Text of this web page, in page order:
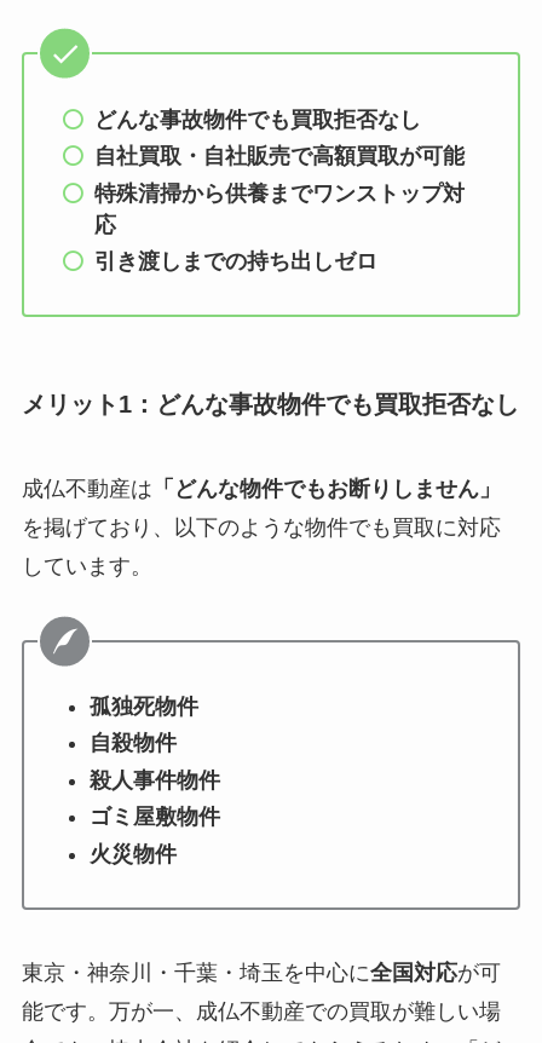
どんな事故物件でも買取拒否なし
自社買取・自社販売で高額買取が可能
特殊清掃から供養までワンストップ対
応
引き渡しまでの持ち出しゼロ
メリット1：どんな事故物件でも買取拒否なし
成仏不動産は 「どんな物件でもお断りしません」
を掲げており、以下のような物件でも買取に対応
しています。
孤独死物件
自殺物件
殺人事件物件
ゴミ屋敷物件
火災物件
東京・神奈川・千葉・埼玉を中心に全国対応が可
能です。万が一、成仏不動産での買取が難しい場